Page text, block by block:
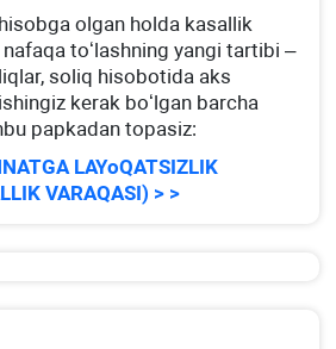
olgan holda kasallik
toʻlashning yangi tartibi –
soliq hisobotida aks
kerak boʻlgan barcha
papkadan topasiz:
LAYoQATSIZLIK
VARAQASI) > >